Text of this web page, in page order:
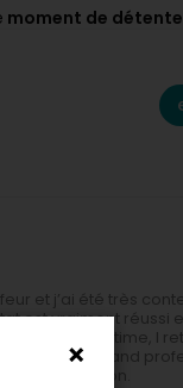
moment de
et j’ai été très
est vraiment réussi
After a long time, I
very friendly and
hesitation.